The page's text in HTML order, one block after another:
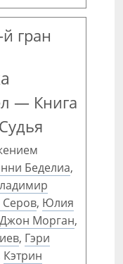
гран
— Книга
Беделиа,
Серов, Юлия
Джон Морган,
, Гэри
Кэтрин